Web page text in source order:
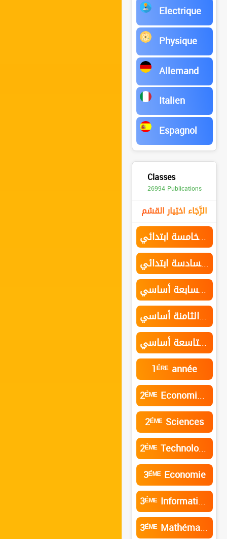
Electrique
Physique
Allemand
Italien
Espagnol
Classes
26994 Publications
الرَّجَاء اختِيار القسْم
السنة الخامسة ابتدائي
السنة السادسة ابتدائي
السنة السابعة أساسي
السنة الثامنة أساسي
السنة التاسعة أساسي
1ᴱ̀ᴿᴱ année
2ᴱ̀ᴹᴱ Economie et services
2ᴱ̀ᴹᴱ Sciences
2ᴱ̀ᴹᴱ Technologie de l’informatique
3ᴱ̀ᴹᴱ Economie
3ᴱ̀ᴹᴱ Informatique
3ᴱ̀ᴹᴱ Mathématiques